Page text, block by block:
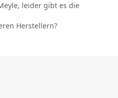
leider gibt es die
Herstellern?